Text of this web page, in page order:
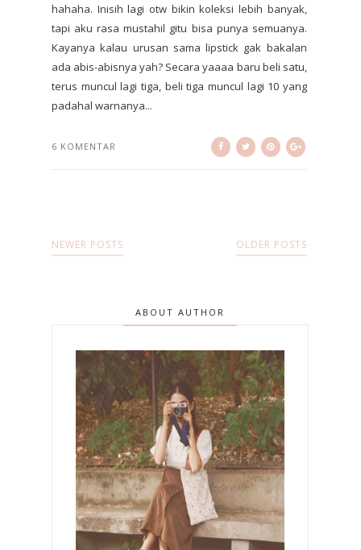
hahaha. Inisih lagi otw bikin koleksi lebih banyak,
tapi aku rasa mustahil gitu bisa punya semuanya.
Kayanya kalau urusan sama lipstick gak bakalan
ada abis-abisnya yah? Secara yaaaa baru beli satu,
terus muncul lagi tiga, beli tiga muncul lagi 10 yang
padahal warnanya...
6 KOMENTAR
NEWER POSTS OLDER POSTS
ABOUT AUTHOR